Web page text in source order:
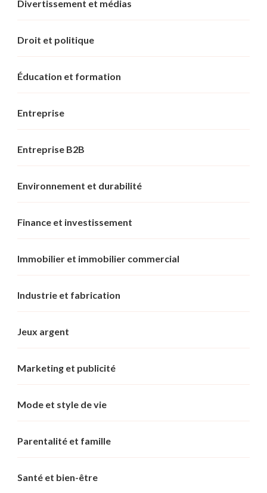
Divertissement et médias
Droit et politique
Éducation et formation
Entreprise
Entreprise B2B
Environnement et durabilité
Finance et investissement
Immobilier et immobilier commercial
Industrie et fabrication
Jeux argent
Marketing et publicité
Mode et style de vie
Parentalité et famille
Santé et bien-être